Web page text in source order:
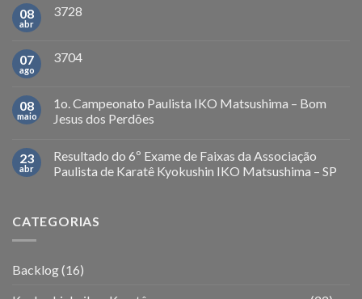
08
abr
3728
07
ago
3704
08
maio
1o. Campeonato Paulista IKO Matsushima – Bom
Jesus dos Perdões
23
abr
Resultado do 6º Exame de Faixas da Associação
Paulista de Karatê Kyokushin IKO Matsushima – SP
CATEGORIAS
Backlog(16)